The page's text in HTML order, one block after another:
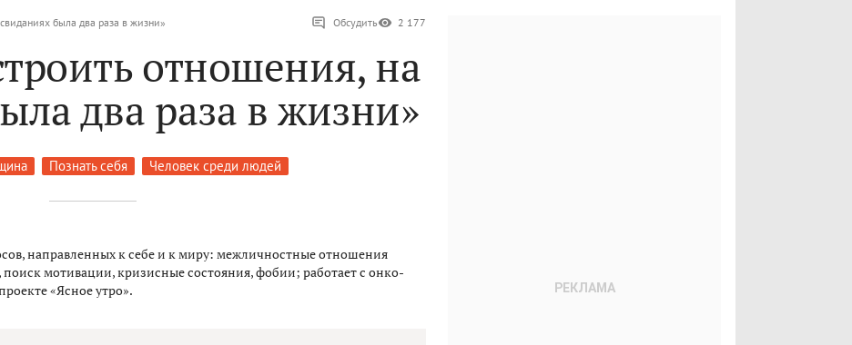
была два раза в жизни» Обсудить 2 177
отношения, на
два раза в жизни»
Познать себя Человек среди людей
направленных к себе и к миру: межличностные отношения
поиск мотивации, кризисные состояния, фобии; работает с онко-
«Ясное утро».